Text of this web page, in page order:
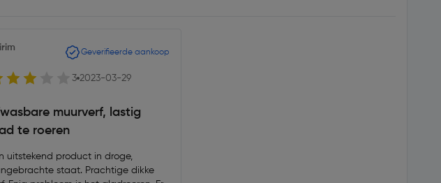
Geverifieerde aankoop
3 2023-03-29
muurverf, lastig
te roeren
uitstekend product in droge,
staat. Prachtige dikke